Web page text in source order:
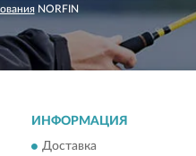
NORFIN
ИНФОРМАЦИЯ
Доставка